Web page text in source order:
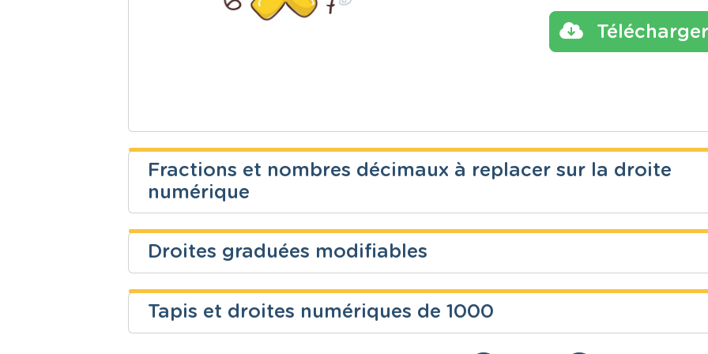
Télécharger
Fractions et nombres décimaux à replacer sur la droite
numérique
Feuille d'exercices consistant à
Droites graduées modifiables
Tapis et droites numériques de 1000